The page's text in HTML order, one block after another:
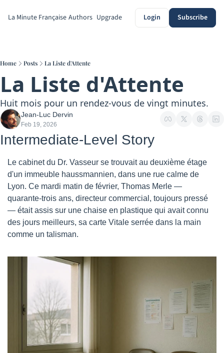
La Minute Française Authors Upgrade Login Subscribe
Home Posts La Liste d'Attente
La Liste d'Attente
Huit mois pour un rendez-vous de vingt minutes.
Jean-Luc Dervin
Feb 19, 2026
Intermediate-Level Story
Le cabinet du Dr. Vasseur se trouvait au deuxième étage
d'un immeuble haussmannien, dans une rue calme de
Lyon. Ce mardi matin de février, Thomas Merle —
quarante-trois ans, directeur commercial, toujours pressé
— était assis sur une chaise en plastique qui avait connu
des jours meilleurs, sa carte Vitale serrée dans la main
comme un talisman.